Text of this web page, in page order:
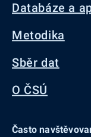
Databáze a
Metodika
Sběr dat
O ČSÚ
Často